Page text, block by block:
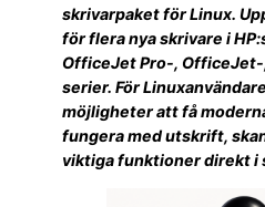
skrivarpaket för Linux.
för flera nya skrivare i
OfficeJet Pro-,
serier. För
möjligheter att få
fungera med utskrift,
viktiga funktioner direkt i